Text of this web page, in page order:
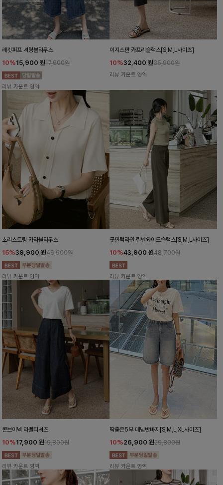
레킷퍼프 셔링블라우스
10%15,900 원17,600원
리뷰 카운트 영역
이지스판 카프리슬랙스[S,M,L사이즈]
10%32,400 원35,900원
리뷰 카운트 영역
초리스트링 카라블라우스
15%39,900 원46,900원
리뷰 카운트 영역
굿핀턱라인 린넨와이드슬랙스[S,M,L사이즈]
10%43,900 원48,700원
리뷰 카운트 영역
콘브이넥 라벨티셔츠
10%17,900 원19,800원
리뷰 카운트 영역
딱좋은5부 데님반바지[S,M,L,XL사이즈]
10%26,900 원29,800원
리뷰 카운트 영역